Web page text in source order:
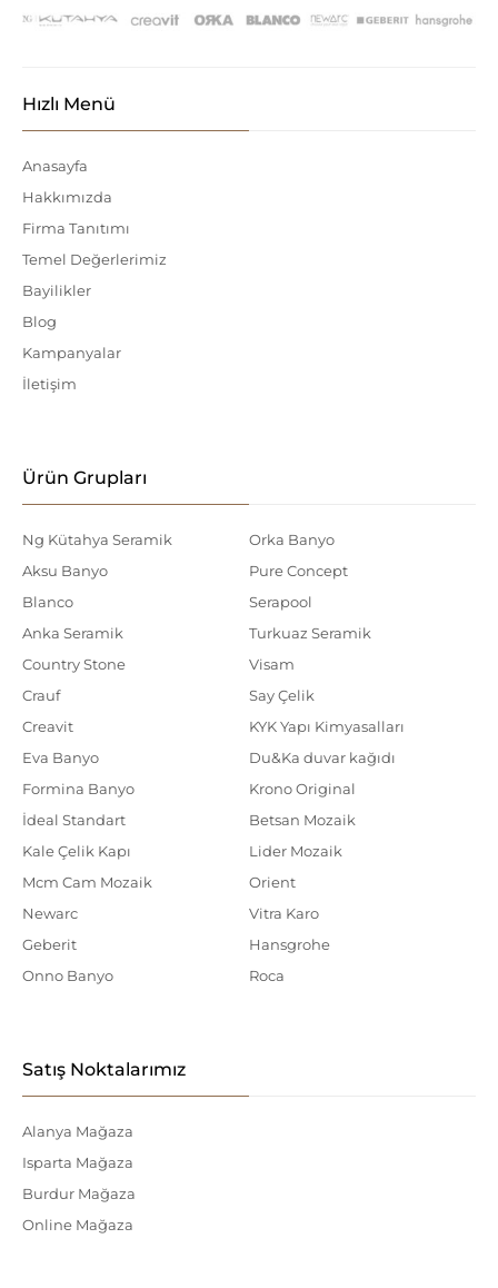
Hızlı Menü
Anasayfa
Hakkımızda
Firma Tanıtımı
Temel Değerlerimiz
Bayilikler
Blog
Kampanyalar
İletişim
Ürün Grupları
Ng Kütahya Seramik
Aksu Banyo
Blanco
Anka Seramik
Country Stone
Crauf
Creavit
Eva Banyo
Formina Banyo
İdeal Standart
Kale Çelik Kapı
Mcm Cam Mozaik
Newarc
Geberit
Onno Banyo
Orka Banyo
Pure Concept
Serapool
Turkuaz Seramik
Visam
Say Çelik
KYK Yapı Kimyasalları
Du&Ka duvar kağıdı
Krono Original
Betsan Mozaik
Lider Mozaik
Orient
Vitra Karo
Hansgrohe
Roca
Satış Noktalarımız
Alanya Mağaza
Isparta Mağaza
Burdur Mağaza
Online Mağaza